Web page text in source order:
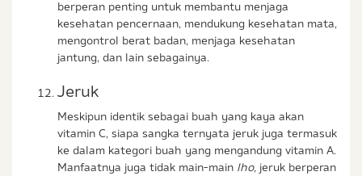
berperan penting untuk membantu menjaga
kesehatan pencernaan, mendukung kesehatan mata,
mengontrol berat badan, menjaga kesehatan
jantung, dan lain sebagainya.
Jeruk
Meskipun identik sebagai buah yang kaya akan
vitamin C, siapa sangka ternyata jeruk juga termasuk
ke dalam kategori buah yang mengandung vitamin A.
Manfaatnya juga tidak main-main lho, jeruk berperan